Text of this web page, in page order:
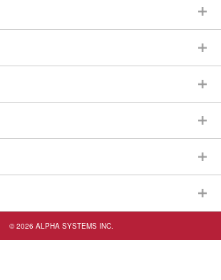
© 2026 ALPHA SYSTEMS INC.